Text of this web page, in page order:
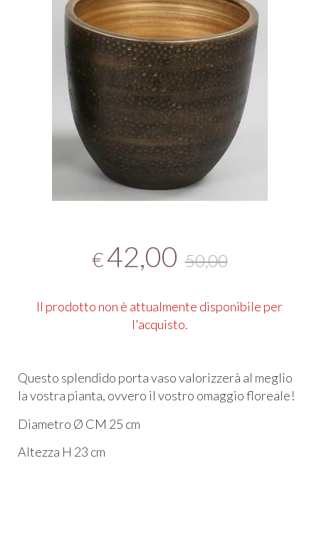
€42,00 50,00
Il prodotto non è attualmente disponibile per
l'acquisto.
Questo splendido porta vaso valorizzerà al meglio
la vostra pianta, ovvero il vostro omaggio floreale!
Diametro Ø CM 25 cm
Altezza H 23 cm